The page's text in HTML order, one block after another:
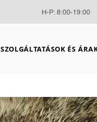
H-P: 8:00-19:00
SZOLGÁLTATÁSOK ÉS